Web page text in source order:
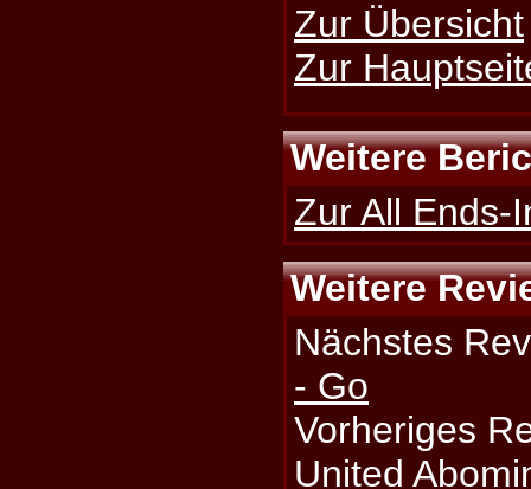
Zur Übersicht
Zur
Weitere
Zur All Ends-
Weitere
Nächstes
- Go
Vorheriges
United